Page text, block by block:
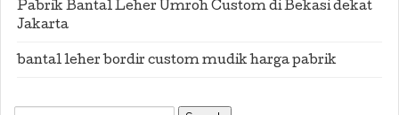
Pabrik Bantal Leher Umroh Custom di Bekasi dekat
Jakarta
bantal leher bordir custom mudik harga pabrik